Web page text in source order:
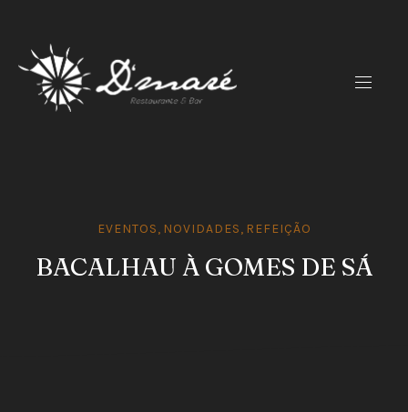
EVENTOS, NOVIDADES, REFEIÇÃO
BACALHAU À GOMES DE SÁ